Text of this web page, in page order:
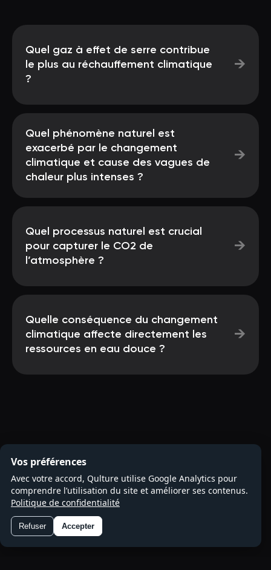
Quel gaz à effet de serre contribue
le plus au réchauffement climatique
?
→
Quel phénomène naturel est
exacerbé par le changement
climatique et cause des vagues de
chaleur plus intenses ?
→
Quel processus naturel est crucial
pour capturer le CO2 de
l’atmosphère ?
→
Quelle conséquence du changement
climatique affecte directement les
ressources en eau douce ?
→
Vos préférences
Avec votre accord, Qulture utilise Google Analytics pour
comprendre l’utilisation du site et améliorer ses contenus.
Politique de confidentialité
Refuser Accepter